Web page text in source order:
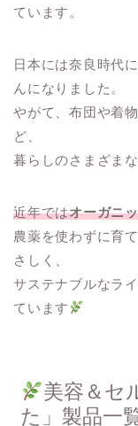
ています。
日本には奈良時代
んになりました。
やがて、布団や着
ど、
暮らしのさまざま
近年ではオーガニ
農薬を使わずに育
さしく、
サステナブルなラ
ています
美容＆セ
た」製品一